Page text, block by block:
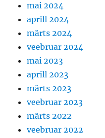
mai 2024
aprill 2024
märts 2024
veebruar 2024
mai 2023
aprill 2023
märts 2023
veebruar 2023
märts 2022
veebruar 2022